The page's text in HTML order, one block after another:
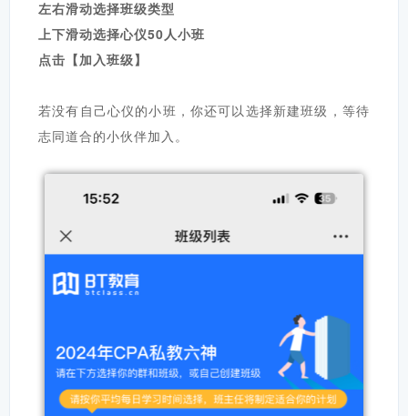
左右滑动选择班级类型
上下滑动选择心仪50人小班
点击【加入班级】
若没有自己心仪的小班， 你还可以选择新建班级， 等待
志同道合的小伙伴加入。